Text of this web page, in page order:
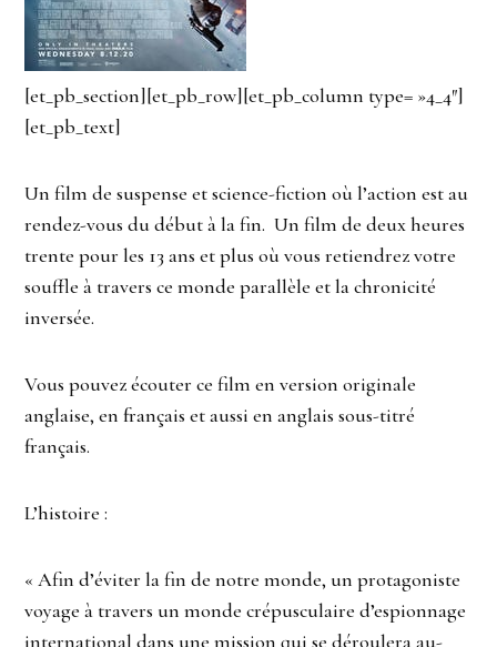
[et_pb_section][et_pb_row][et_pb_column type= »4_4″]
[et_pb_text]
Un film de suspense et science-fiction où l’action est au
rendez-vous du début à la fin. Un film de deux heures
trente pour les 13 ans et plus où vous retiendrez votre
souffle à travers ce monde parallèle et la chronicité
inversée.
Vous pouvez écouter ce film en version originale
anglaise, en français et aussi en anglais sous-titré
français.
L’histoire :
« Afin d’éviter la fin de notre monde, un protagoniste
voyage à travers un monde crépusculaire d’espionnage
international dans une mission qui se déroulera au-